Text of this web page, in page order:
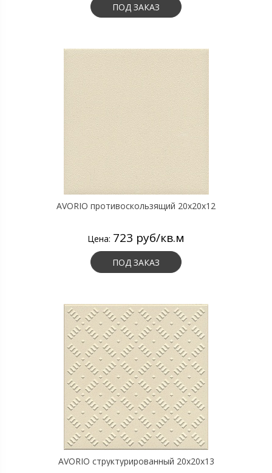
ПОД ЗАКАЗ
AVORIO противоскользящий 20х20х12
Цена: 723 руб/кв.м
ПОД ЗАКАЗ
AVORIO структурированный 20х20х13